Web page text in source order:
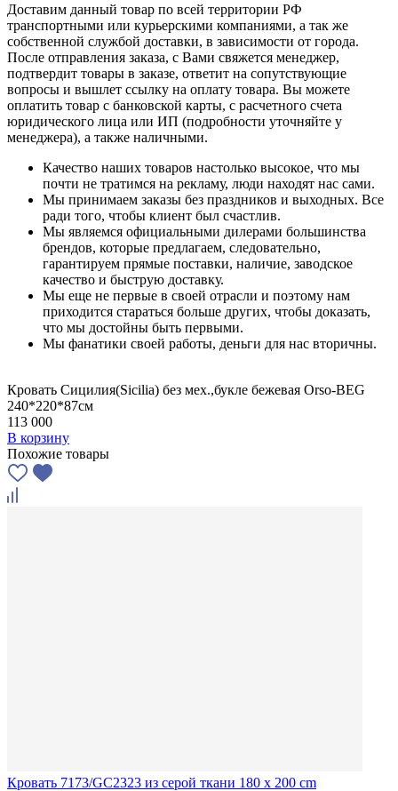
Доставим данный товар по всей территории РФ
транспортными или курьерскими компаниями, а так же
собственной службой доставки, в зависимости от города.
После отправления заказа, с Вами свяжется менеджер,
подтвердит товары в заказе, ответит на сопутствующие
вопросы и вышлет ссылку на оплату товара. Вы можете
оплатить товар с банковской карты, с расчетного счета
юридического лица или ИП (подробности уточняйте у
менеджера), а также наличными.
Качество наших товаров настолько высокое, что мы
почти не тратимся на рекламу, люди находят нас сами.
Мы принимаем заказы без праздников и выходных. Все
ради того, чтобы клиент был счастлив.
Мы являемся официальными дилерами большинства
брендов, которые предлагаем, следовательно,
гарантируем прямые поставки, наличие, заводское
качество и быструю доставку.
Мы еще не первые в своей отрасли и поэтому нам
приходится стараться больше других, чтобы доказать,
что мы достойны быть первыми.
Мы фанатики своей работы, деньги для нас вторичны.
Кровать Сицилия(Sicilia) без мех.,букле бежевая Orso-BEG
240*220*87см
113 000
В корзину
Похожие товары
Кровать 7173/GC2323 из серой ткани 180 x 200 cm